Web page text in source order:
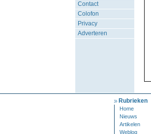
Contact
Colofon
Privacy
Adverteren
Rubrieken
Home
Nieuws
Artikelen
Weblog